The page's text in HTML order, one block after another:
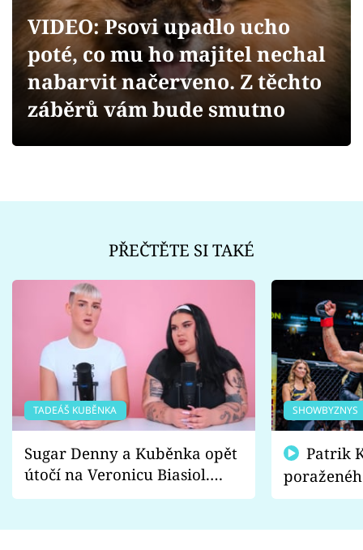
Videa
Sledujte prima+
VIDEO: Psovi upadlo ucho
poté, co mu ho majitel nechal
nabarvit načerveno. Z těchto
záběrů vám bude smutno
PŘEČTĚTE SI TAKÉ
TADEÁŠ KUBĚNKA
Sugar Denny a Kuběnka opět
útočí na Veronicu Biasiol.
Proč je podle nich falešná a
SHOWBYZNYS
fanoušci